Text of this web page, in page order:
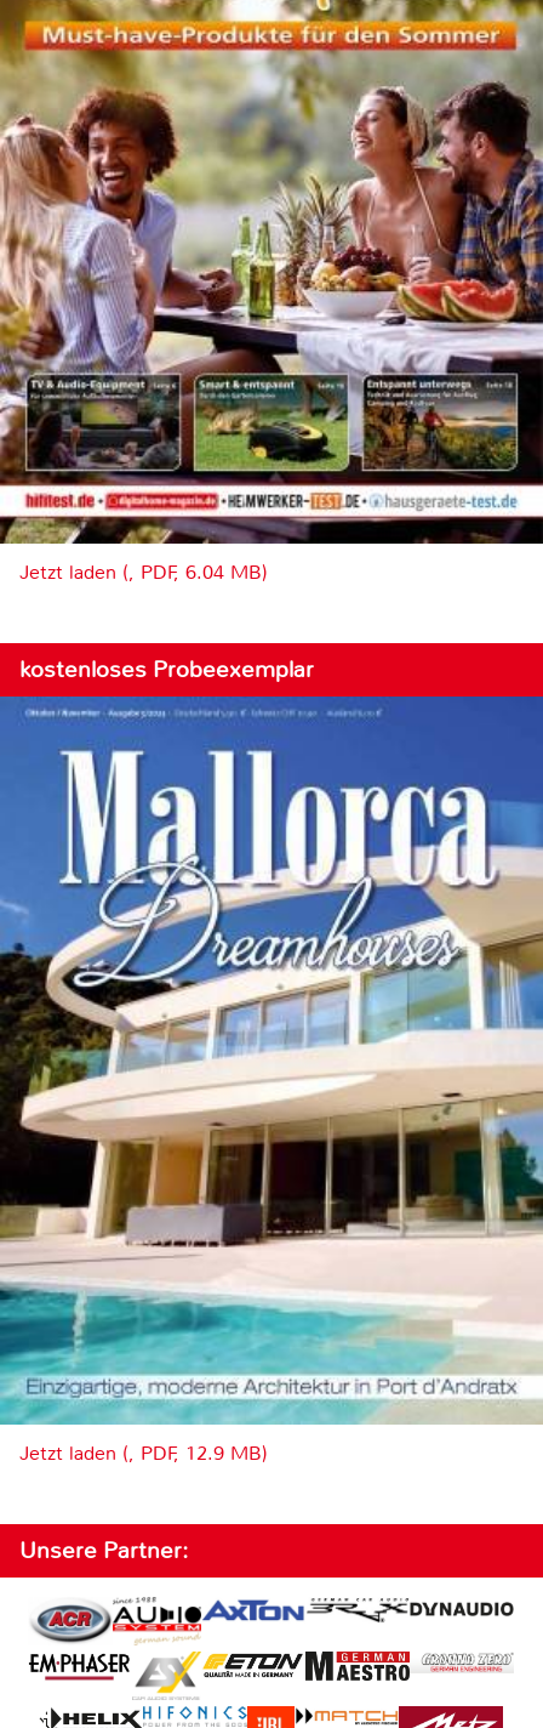
Jetzt laden (, PDF, 6.04 MB)
kostenloses Probeexemplar
Jetzt laden (, PDF, 12.9 MB)
Unsere Partner: